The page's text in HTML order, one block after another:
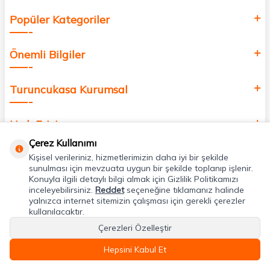
Popüler Kategoriler
Önemli Bilgiler
Turuncukasa Kurumsal
Hızlı Erişim
Uygulamalarımız
Adres & İletişim
Çerez Kullanımı
Kişisel verileriniz, hizmetlerimizin daha iyi bir şekilde
sunulması için mevzuata uygun bir şekilde toplanıp işlenir.
Konuyla ilgili detaylı bilgi almak için Gizlilik Politikamızı
inceleyebilirsiniz. Reddetseçeneğine tıklamanız halinde
yalnızca internet sitemizin çalışması için gerekli çerezler
kullanılacaktır.
Çerezleri Özelleştir
Hepsini Kabul Et